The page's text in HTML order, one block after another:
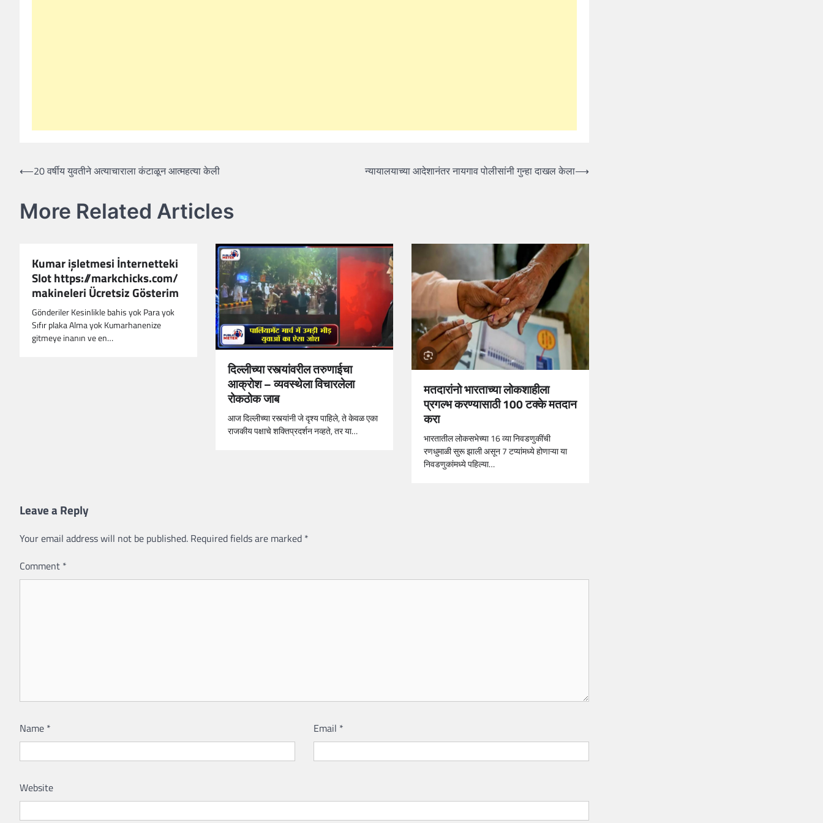
Post
⟵20 वर्षीय युवतीने अत्याचाराला कंटाळून आत्महत्या केली न्यायालयाच्या आदेशानंतर नायगाव पोलीसांनी गुन्हा दाखल केला⟶
More Related Articles
Kumar işletmesi İnternetteki
Slot https://markchicks.com/
makineleri Ücretsiz Gösterim
Gönderiler Kesinlikle bahis yok Para yok
Sıfır plaka Alma yok Kumarhanenize
gitmeye inanın ve en…
दिल्लीच्या रस्त्यांवरील तरुणाईचा
आक्रोश – व्यवस्थेला विचारलेला
रोकठोक जाब
आज दिल्लीच्या रस्त्यांनी जे दृश्य पाहिले, ते केवळ एका
राजकीय पक्षाचे शक्तिप्रदर्शन नव्हते, तर या…
मतदारांनो भारताच्या लोकशाहीला
प्रगल्भ करण्यासाठी 100 टक्के मतदान
करा
भारतातील लोकसभेच्या 16 व्या निवडणुकींची
रणधुमाळी सुरू झाली असून 7 टप्यांमध्ये होणाऱ्या या
निवडणुकांमध्ये पहिल्या…
Leave a Reply
Your email address will not be published. Required fields are marked *
Comment *
Name * Email *
Website